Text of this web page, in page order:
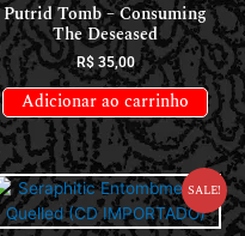
Putrid Tomb – Consuming
The Deseased
R$35,00
Adicionar ao carrinho
Sale!